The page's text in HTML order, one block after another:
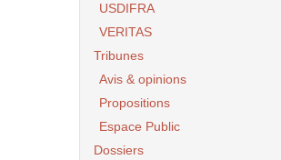
USDIFRA
VERITAS
Tribunes
Avis & opinions
Propositions
Espace Public
Dossiers